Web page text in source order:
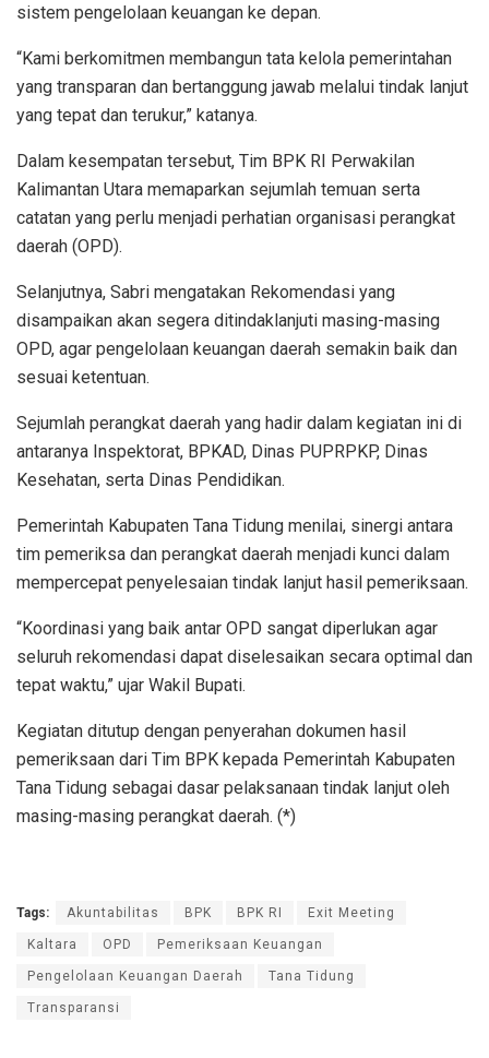
sistem pengelolaan keuangan ke depan.
“Kami berkomitmen membangun tata kelola pemerintahan
yang transparan dan bertanggung jawab melalui tindak lanjut
yang tepat dan terukur,” katanya.
Dalam kesempatan tersebut, Tim BPK RI Perwakilan
Kalimantan Utara memaparkan sejumlah temuan serta
catatan yang perlu menjadi perhatian organisasi perangkat
daerah (OPD).
Selanjutnya, Sabri mengatakan Rekomendasi yang
disampaikan akan segera ditindaklanjuti masing-masing
OPD, agar pengelolaan keuangan daerah semakin baik dan
sesuai ketentuan.
Sejumlah perangkat daerah yang hadir dalam kegiatan ini di
antaranya Inspektorat, BPKAD, Dinas PUPRPKP, Dinas
Kesehatan, serta Dinas Pendidikan.
Pemerintah Kabupaten Tana Tidung menilai, sinergi antara
tim pemeriksa dan perangkat daerah menjadi kunci dalam
mempercepat penyelesaian tindak lanjut hasil pemeriksaan.
“Koordinasi yang baik antar OPD sangat diperlukan agar
seluruh rekomendasi dapat diselesaikan secara optimal dan
tepat waktu,” ujar Wakil Bupati.
Kegiatan ditutup dengan penyerahan dokumen hasil
pemeriksaan dari Tim BPK kepada Pemerintah Kabupaten
Tana Tidung sebagai dasar pelaksanaan tindak lanjut oleh
masing-masing perangkat daerah. (*)
Tags: Akuntabilitas BPK BPK RI Exit Meeting
Kaltara OPD Pemeriksaan Keuangan
Pengelolaan Keuangan Daerah Tana Tidung
Transparansi